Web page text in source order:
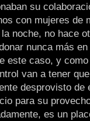
su
con mujeres de
noche, no hace
nunca más
este caso, y
van a tener
desprovisto de
para su
es un